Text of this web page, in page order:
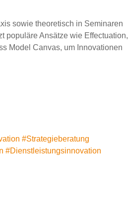
sowie theoretisch in Seminaren
populäre Ansätze wie Effectuation,
Model Canvas, um Innovationen
#Strategieberatung
#Dienstleistungsinnovation